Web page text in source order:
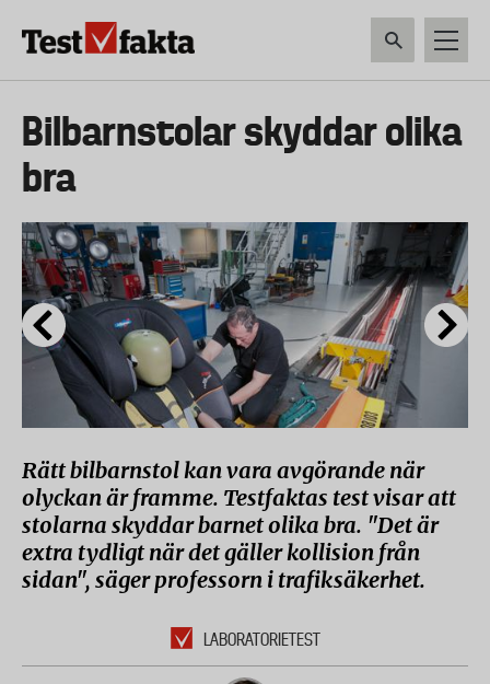
Huvudmeny
ny
Bilbarnstolar skyddar olika
bra
Rätt bilbarnstol kan vara avgörande när
olyckan är framme. Testfaktas test visar att
stolarna skyddar barnet olika bra. "Det är
extra tydligt när det gäller kollision från
sidan", säger professorn i trafiksäkerhet.
LABORATORIETEST